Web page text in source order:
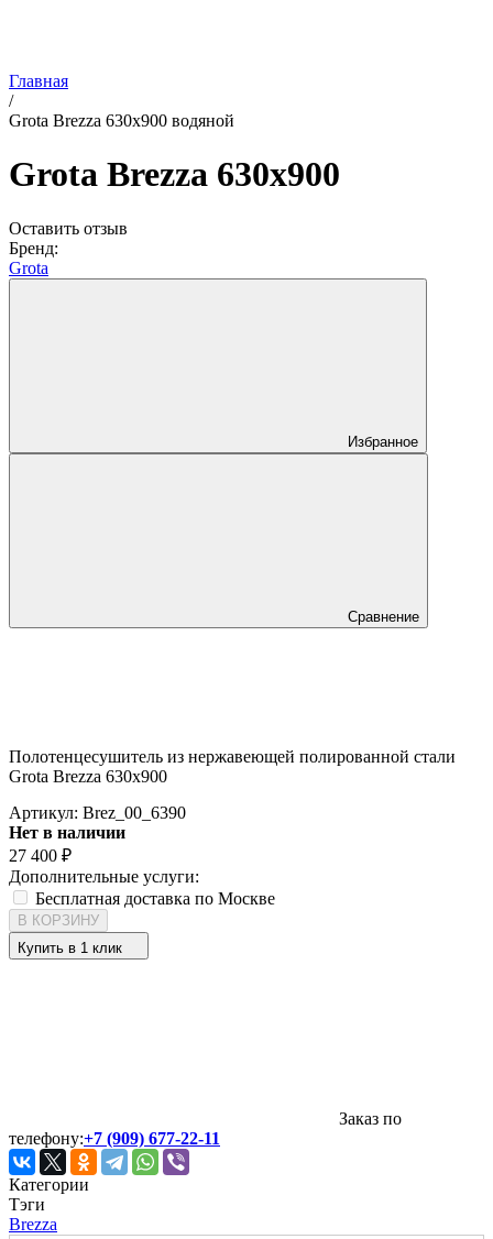
Главная
/
Grota Brezza 630x900 водяной
Grota Brezza 630x900
Оставить отзыв
Бренд:
Grota
Избранное
Сравнение
Полотенцесушитель из нержавеющей полированной стали
Grota Brezza 630x900
Артикул: Brez_00_6390
Нет в наличии
27 400 ₽
Дополнительные услуги:
Бесплатная доставка по Москве
В КОРЗИНУ
Купить в 1 клик
Заказ по
телефону:+7 (909) 677-22-11
Категории
Тэги
Brezza